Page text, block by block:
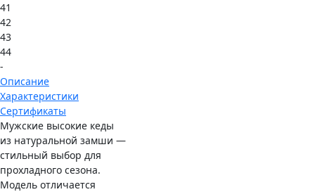
41
42
43
44
-
Описание
Характеристики
Сертификаты
Мужские высокие кеды
из натуральной замши —
стильный выбор для
прохладного сезона.
Модель отличается